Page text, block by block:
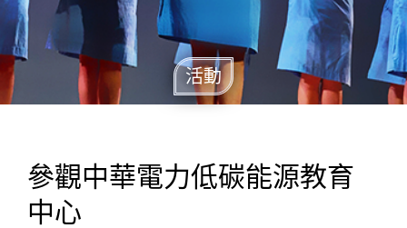
活動
參觀中華電力低碳能源教育
中心